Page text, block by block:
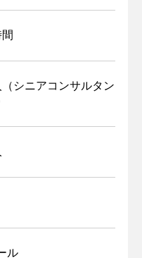
（シニアコンサルタン
ル